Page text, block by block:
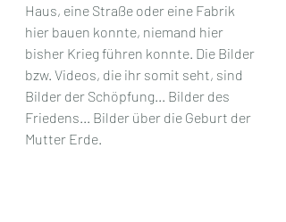
Haus, eine Straße oder eine Fabrik
hier bauen konnte, niemand hier
bisher Krieg führen konnte. Die Bilder
bzw. Videos, die ihr somit seht, sind
Bilder der Schöpfung... Bilder des
Friedens... Bilder über die Geburt der
Mutter Erde.